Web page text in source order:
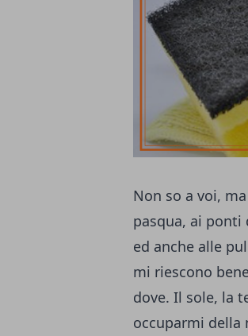
Non so a voi,
pasqua, ai ponti
ed anche alle
mi riescono
dove. Il sole, la
occuparmi della